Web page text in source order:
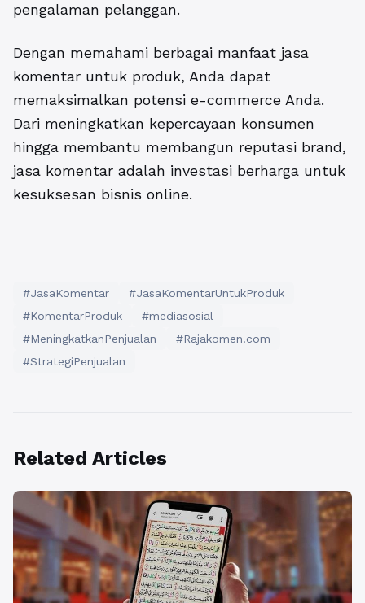
pengalaman pelanggan.
Dengan memahami berbagai manfaat jasa
komentar untuk produk, Anda dapat
memaksimalkan potensi e-commerce Anda.
Dari meningkatkan kepercayaan konsumen
hingga membantu membangun reputasi brand,
jasa komentar adalah investasi berharga untuk
kesuksesan bisnis online.
#JasaKomentar
#JasaKomentarUntukProduk
#KomentarProduk
#mediasosial
#MeningkatkanPenjualan
#Rajakomen.com
#StrategiPenjualan
Related Articles